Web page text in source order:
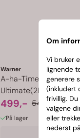
Warner
A-ha-Time And
Ultimate(2LP)
499,- 549,-
På lager
Kjøp
Om
Vi bruker
lignende
generere
(inkludert
frivillig.
valgene
eller
nederst